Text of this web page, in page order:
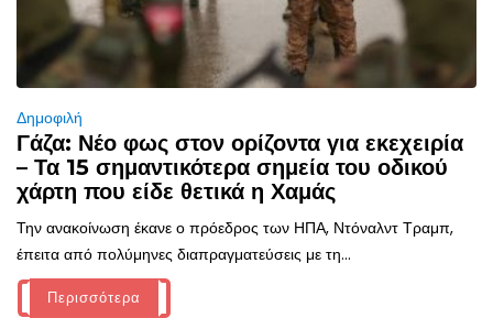
Δημοφιλή
Γάζα: Νέο φως στον ορίζοντα για εκεχειρία
– Τα 15 σημαντικότερα σημεία του οδικού
χάρτη που είδε θετικά η Χαμάς
Την ανακοίνωση έκανε ο πρόεδρος των ΗΠΑ, Ντόναλντ Τραμπ,
έπειτα από πολύμηνες διαπραγματεύσεις με τη...
Περισσότερα